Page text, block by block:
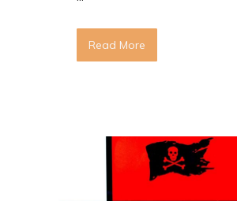
Read More